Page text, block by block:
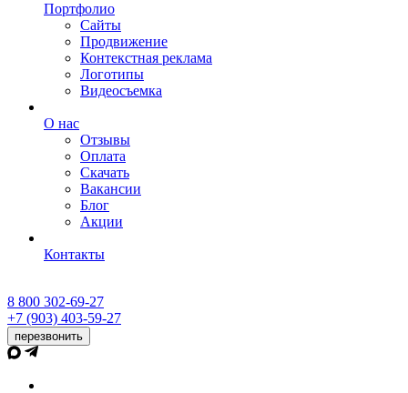
Портфолио
Сайты
Продвижение
Контекстная реклама
Логотипы
Видеосъемка
О нас
Отзывы
Оплата
Скачать
Вакансии
Блог
Акции
Контакты
8 800 302-69-27
+7 (903) 403-59-27
перезвонить